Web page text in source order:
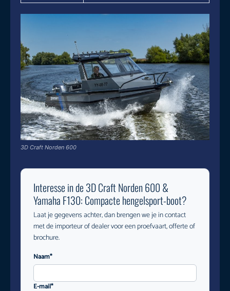
3D Craft Norden 600
Interesse in de 3D Craft Norden 600 &
Yamaha F130: Compacte hengelsport-boot?
Laat je gegevens achter, dan brengen we je in contact
met de importeur of dealer voor een proefvaart, offerte of
brochure.
Naam*
E-mail*